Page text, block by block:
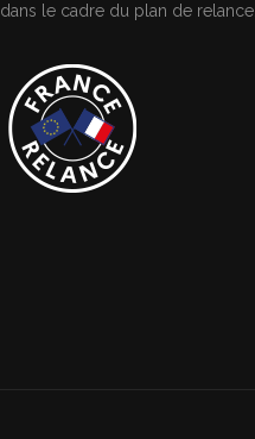
dans le cadre du plan de relance.